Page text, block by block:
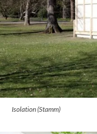
Isolation (Stamm)